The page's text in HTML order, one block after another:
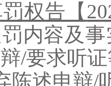
权告【
内容及
/要求听
陈述申辩/